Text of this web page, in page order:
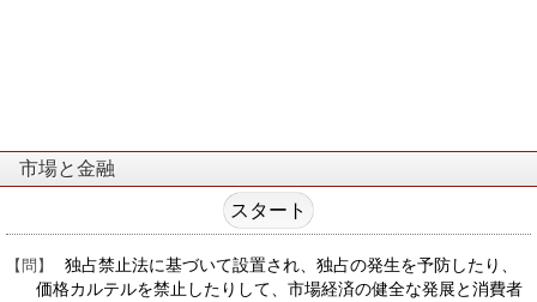
市場と金融
独占禁止法に基づいて設置され、独占の発生を予防したり、
価格カルテルを禁止したりして、市場経済の健全な発展と消費者